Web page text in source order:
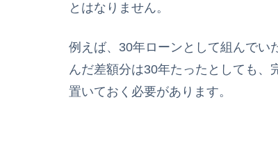
とはなりません。
例えば、30年ローンとして組んでい
んだ差額分は30年たったとしても
置いておく必要があります。